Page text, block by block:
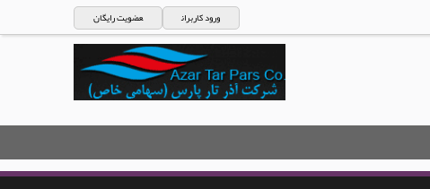
ورود کاربران عضویت رایگان